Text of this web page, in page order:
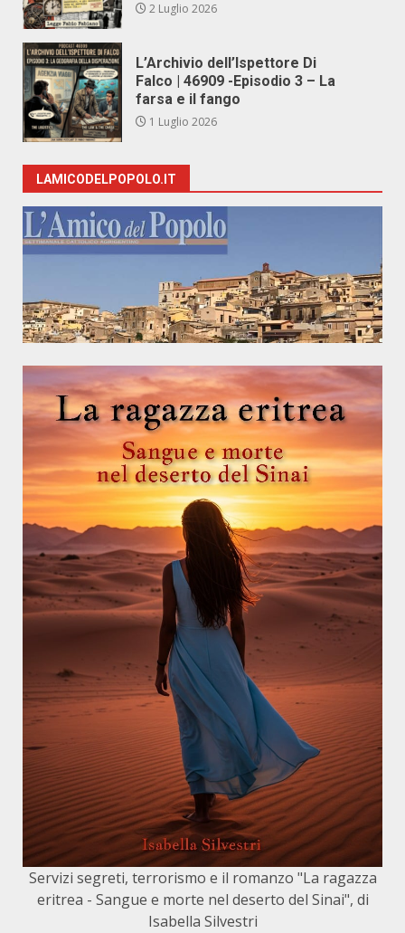
2 Luglio 2026
L’Archivio dell’Ispettore Di
Falco | 46909 -Episodio 3 – La
farsa e il fango
1 Luglio 2026
LAMICODELPOPOLO.IT
Servizi segreti, terrorismo e il romanzo "La ragazza
eritrea - Sangue e morte nel deserto del Sinai", di
Isabella Silvestri